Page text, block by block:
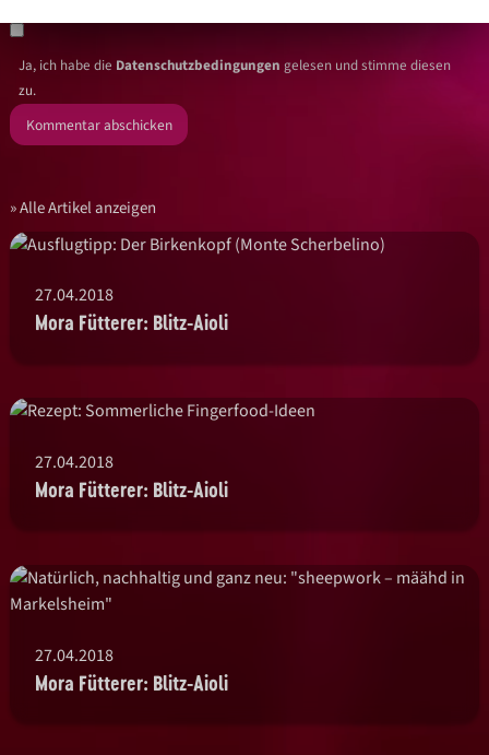
Ja, ich habe die Datenschutzbedingungen gelesen und stimme diesen
zu.
Alle Artikel anzeigen
27.04.2018
Mora Fütterer: Blitz-Aioli
27.04.2018
Mora Fütterer: Blitz-Aioli
27.04.2018
Mora Fütterer: Blitz-Aioli